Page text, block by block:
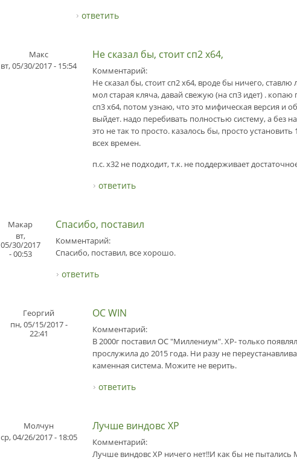
ответить
Макс
вт, 05/30/2017 - 15:54
Не сказал бы, стоит сп2 х64,
Комментарий:
Не сказал бы, стоит сп2 х64, вроде бы ничего,
мол старая кляча, давай свежую (на сп3 идет) .
сп3 х64, потом узнаю, что это мифическая версия и
выйдет. надо перебивать полностью систему, а без
это не так то просто. казалось бы, просто
всех времен.
п.с. х32 не подходит, т.к. не поддерживает
ответить
Макар
вт,
05/30/2017
- 00:53
Спасибо, поставил
Комментарий:
Спасибо, поставил, все хорошо.
ответить
Георгий
пн, 05/15/2017 -
22:41
ОС WIN
Комментарий:
В 2000г поставил ОС "Миллениум". ХР- только
прослужила до 2015 года. Ни разу не
каменная система. Можите не верить.
ответить
Молчун
ср, 04/26/2017 - 18:05
Лучше виндовс XP
Комментарий:
Лучше виндовс XP ничего нет!!И как бы не пытались